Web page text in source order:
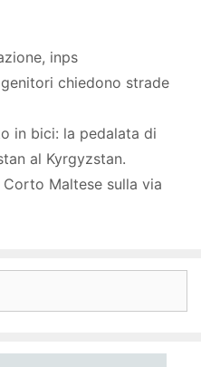
, inps
chiedono strade
in bici: la pedalata di
al Kyrgyzstan.
Maltese sulla via